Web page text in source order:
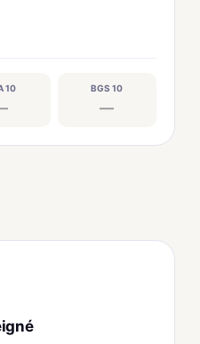
10 BGS 10
—